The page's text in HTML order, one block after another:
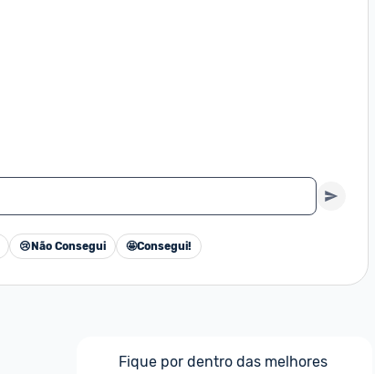
😢 Não Consegui 🤩Consegui!
Fique por dentro das melhores